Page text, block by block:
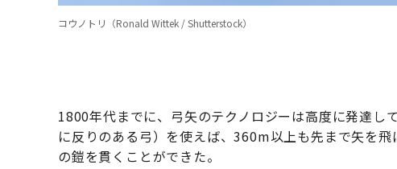
コウノトリ（Ronald Wittek / Shutterstock）
1800年代までに、弓矢のテクノロジーは高度に発達し
に反りのある弓）を使えば、360m以上も先まで矢を
の鎧を貫くことができた。